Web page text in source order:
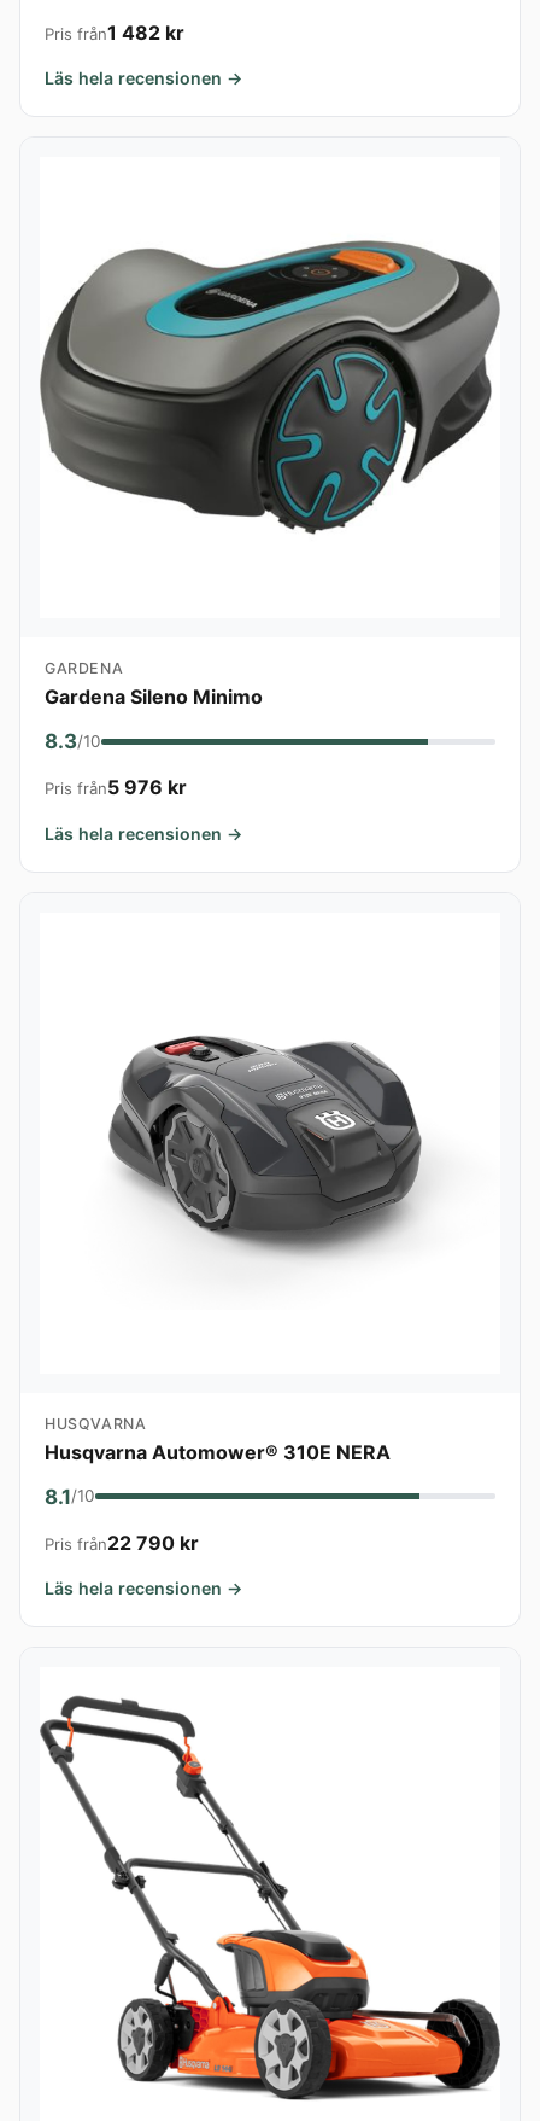
Pris från1 482 kr
Läs hela recensionen →
GARDENA
Gardena Sileno Minimo
8.3/10
Pris från5 976 kr
Läs hela recensionen →
HUSQVARNA
Husqvarna Automower® 310E NERA
8.1/10
Pris från22 790 kr
Läs hela recensionen →